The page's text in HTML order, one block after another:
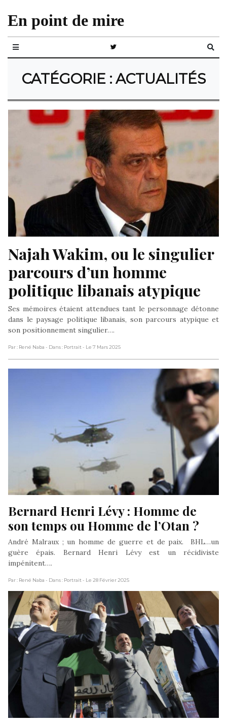
En point de mire
CATÉGORIE : ACTUALITÉS
Najah Wakim, ou le singulier
parcours d’un homme
politique libanais atypique
Ses mémoires étaient attendues tant le personnage détonne
dans le paysage politique libanais, son parcours atypique et
son positionnement singulier….
Par : René Naba - Dans : Portrait- Le 7 Mars 2025
Bernard Henri Lévy : Homme de
son temps ou Homme de l’Otan ?
André Malraux ; un homme de guerre et de paix. BHL…un
guère épais. Bernard Henri Lévy est un récidiviste
impénitent….
Par : René Naba - Dans : Portrait- Le 28 Février 2025